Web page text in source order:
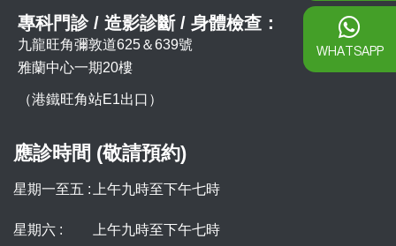
專科門診 / 造影診斷 / 身體檢查：
九龍旺角彌敦道625＆639號
雅蘭中心一期20樓
（港鐵旺角站E1出口）
應診時間 (敬請預約)
星期一至五 : 上午九時至下午七時
星期六 : 上午九時至下午七時
WHATSAPP